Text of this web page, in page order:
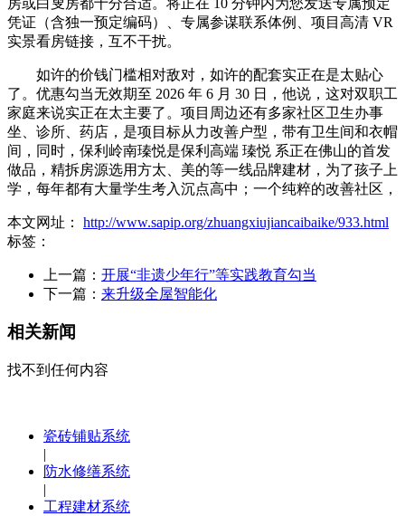
凭证（含独一预定编码）、专属参谋联系体例、项目高清 VR
实景看房链接，互不干扰。
如许的价钱门槛相对敌对，如许的配套实正在是太贴心
了。优惠勾当无效期至 2026 年 6 月 30 日，他说，这对双职工
家庭来说实正在太主要了。项目周边还有多家社区卫生办事
坐、诊所、药店，是项目标从力改善户型，带有卫生间和衣帽
间，同时，保利岭南瑧悦是保利高端 瑧悦 系正在佛山的首发
做品，精拆房源选用方太、美的等一线品牌建材，为了孩子上
学，每年都有大量学生考入沉点高中；一个纯粹的改善社区，
本文网址： http://www.sapip.org/zhuangxiujiancaibaike/933.html
标签：
上一篇： 开展“非遗少年行”等实践教育勾当
下一篇： 来升级全屋智能化
相关新闻
找不到任何内容
瓷砖铺贴系统
|
防水修缮系统
|
工程建材系统